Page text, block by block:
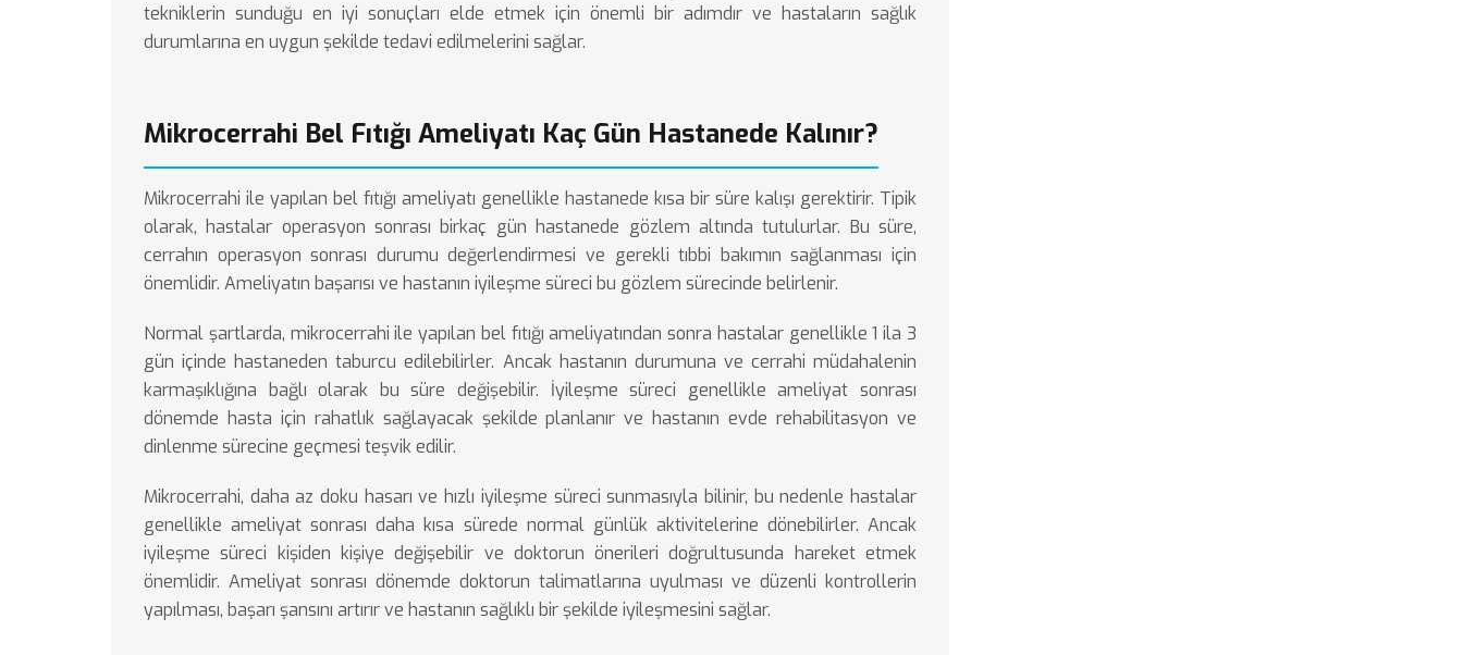
tekniklerin sunduğu en iyi sonuçları elde etmek için önemli bir adımdır ve hastaların sağlık
durumlarına en uygun şekilde tedavi edilmelerini sağlar.
Mikrocerrahi Bel Fıtığı Ameliyatı Kaç Gün Hastanede Kalınır?
Mikrocerrahi ile yapılan bel fıtığı ameliyatı genellikle hastanede kısa bir süre kalışı gerektirir. Tipik
olarak, hastalar operasyon sonrası birkaç gün hastanede gözlem altında tutulurlar. Bu süre,
cerrahın operasyon sonrası durumu değerlendirmesi ve gerekli tıbbi bakımın sağlanması için
önemlidir. Ameliyatın başarısı ve hastanın iyileşme süreci bu gözlem sürecinde belirlenir.
Normal şartlarda, mikrocerrahi ile yapılan bel fıtığı ameliyatından sonra hastalar genellikle 1 ila 3
gün içinde hastaneden taburcu edilebilirler. Ancak hastanın durumuna ve cerrahi müdahalenin
karmaşıklığına bağlı olarak bu süre değişebilir. İyileşme süreci genellikle ameliyat sonrası
dönemde hasta için rahatlık sağlayacak şekilde planlanır ve hastanın evde rehabilitasyon ve
dinlenme sürecine geçmesi teşvik edilir.
Mikrocerrahi, daha az doku hasarı ve hızlı iyileşme süreci sunmasıyla bilinir, bu nedenle hastalar
genellikle ameliyat sonrası daha kısa sürede normal günlük aktivitelerine dönebilirler. Ancak
iyileşme süreci kişiden kişiye değişebilir ve doktorun önerileri doğrultusunda hareket etmek
önemlidir. Ameliyat sonrası dönemde doktorun talimatlarına uyulması ve düzenli kontrollerin
yapılması, başarı şansını artırır ve hastanın sağlıklı bir şekilde iyileşmesini sağlar.